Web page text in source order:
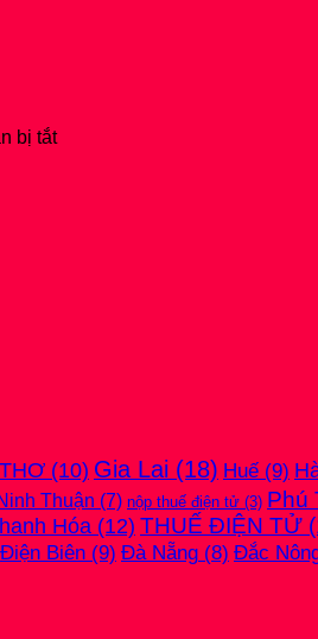
bị tắtở
(10) Gia Lai (18) Huế (9)
Thuận (7) nộp thuế điện tử (3) Phú
Hóa (12) THUẾ ĐIỆN TỬ
Điện Biên (9) Đà Nẵng (8) Đắc